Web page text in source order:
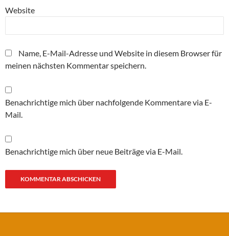
Website
Name, E-Mail-Adresse und Website in diesem Browser für
meinen nächsten Kommentar speichern.
Benachrichtige mich über nachfolgende Kommentare via E-
Mail.
Benachrichtige mich über neue Beiträge via E-Mail.